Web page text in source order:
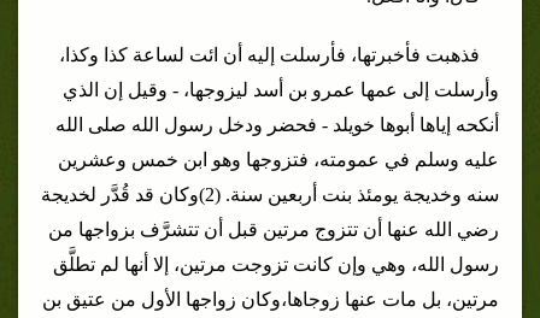
فذهبت فأخبرتها، فأرسلت إليه أن ائت لساعة كذا وكذا،
وأرسلت إلى عمها عمرو بن أسد ليزوجها، - وقيل إن الذي
أنكحه إياها أبوها خويلد - فحضر ودخل رسول الله صلى الله
عليه وسلم في عمومته، فتزوجها وهو ابن خمس وعشرين
سنه وخديجة يومئذ بنت أربعين سنة. (2)
وكان قد قُدَّر لخديجة
رضي الله عنها أن تتزوج مرتين قبل أن تتشرَّف بزواجها من
رسول الله، وهي وإن كانت تزوجت مرتين، إلا أنها لم تطلَّق
مرتين، بل مات عنها زوجاها،وكان زواجها الأول من عتيق بن